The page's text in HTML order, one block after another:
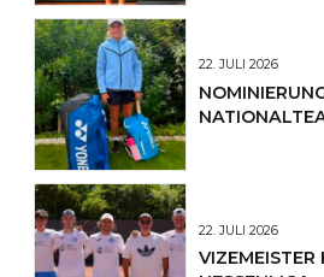
22. JULI 2026
22. JULI 2026
VIZEMEISTER